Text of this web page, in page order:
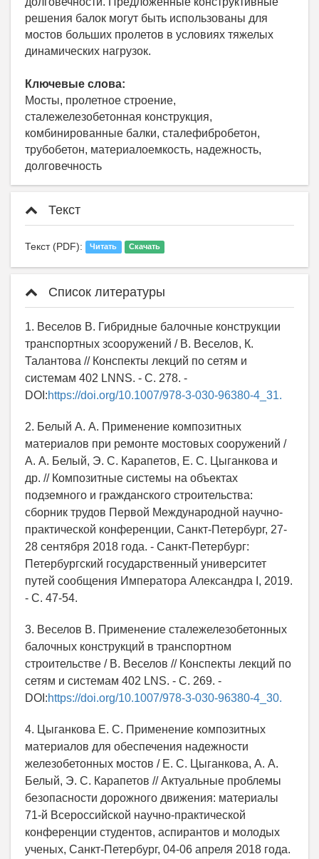
решения балок могут быть использованы для
мостов больших пролетов в условиях тяжелых
динамических нагрузок.
Ключевые слова:
Мосты, пролетное строение,
сталежелезобетонная конструкция,
комбинированные балки, сталефибробетон,
трубобетон, материалоемкость, надежность,
долговечность
Текст
Текст (PDF): Читать Скачать
Список литературы
1. Веселов В. Гибридные балочные конструкции
транспортных зсооружений / В. Веселов, К.
Талантова // Конспекты лекций по сетям и
системам 402 LNNS. - C. 278. -
DOI:https://doi.org/10.1007/978-3-030-96380-4_31.
2. Белый А. А. Применение композитных
материалов при ремонте мостовых сооружений /
А. А. Белый, Э. С. Карапетов, Е. С. Цыганкова и
др. // Композитные системы на объектах
подземного и гражданского строительства:
сборник трудов Первой Международной научно-
практической конференции, Санкт-Петербург, 27-
28 сентября 2018 года. - Санкт-Петербург:
Петербургский государственный университет
путей сообщения Императора Александра I, 2019.
- С. 47-54.
3. Веселов В. Применение сталежелезобетонных
балочных конструкций в транспортном
строительстве / В. Веселов // Конспекты лекций по
сетям и системам 402 LNS. - C. 269. -
DOI:https://doi.org/10.1007/978-3-030-96380-4_30.
4. Цыганкова Е. С. Применение композитных
материалов для обеспечения надежности
железобетонных мостов / Е. С. Цыганкова, А. А.
Белый, Э. С. Карапетов // Актуальные проблемы
безопасности дорожного движения: материалы
71-й Всероссийской научно-практической
конференции студентов, аспирантов и молодых
ученых, Санкт-Петербург, 04-06 апреля 2018 года.